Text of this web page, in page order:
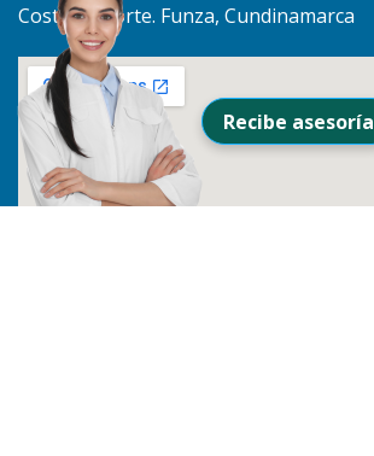
Costado Norte. Funza, Cundinamarca
Recibe asesoría